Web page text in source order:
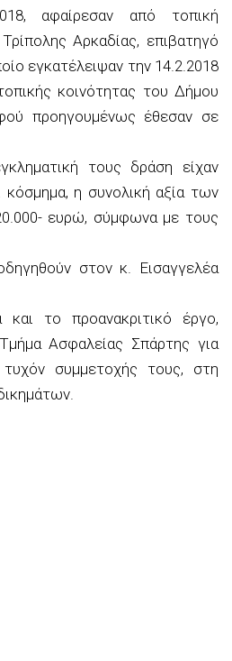
αφαίρεσαν από τοπική
Αρκαδίας, επιβατηγό
εγκατέλειψαν την 14.2.2018
κοινότητας του Δήμου
προηγουμένως έθεσαν σε
τους δράση είχαν
κόσμημα, η συνολική αξία των
ευρώ, σύμφωνα με τους
στον κ. Εισαγγελέα
και το προανακριτικό έργο,
Ασφαλείας Σπάρτης για
συμμετοχής τους, στη